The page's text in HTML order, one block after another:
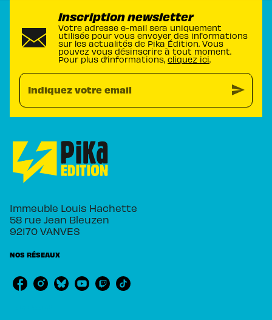
Inscription newsletter
Votre adresse e-mail sera uniquement
utilisée pour vous envoyer des informations
sur les actualités de Pika Édition. Vous
pouvez vous désinscrire à tout moment.
Pour plus d’informations, cliquez ici.
Indiquez votre email send
Immeuble Louis Hachette
58 rue Jean Bleuzen
92170 VANVES
NOS RÉSEAUX